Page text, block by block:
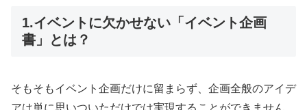
1.イベントに欠かせない「イベント企画
書」とは？
そもそもイベント企画だけに留まらず、企画全般のアイデ
アは単に思いついただけでは実現することができません。